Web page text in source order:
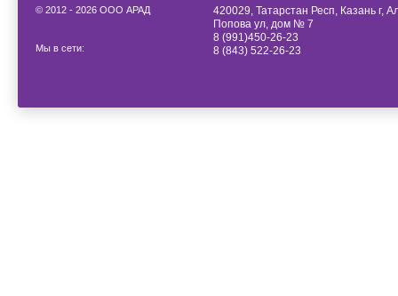
© 2012 - 2026 ООО АРАД
Мы в сети:
420029, Татарстан Респ, Казань г,
Попова ул, дом № 7
8 (991)450-26-23
8 (843) 522-26-23